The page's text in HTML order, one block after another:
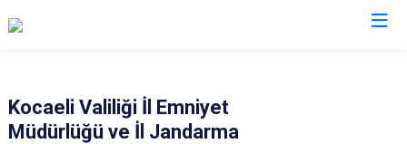
Kocaeli Valiliği İl Emniyet
Müdürlüğü ve İl Jandarma